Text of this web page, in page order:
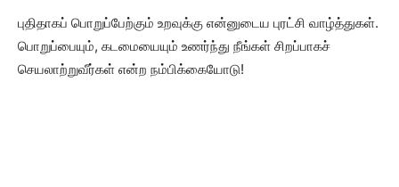
புதிதாகப் பொறுப்பேற்கும் உறவுக்கு என்னுடைய புரட்சி வாழ்த்துகள்.
பொறுப்பையும், கடமையையும் உணர்ந்து நீங்கள் சிறப்பாகச்
செயலாற்றுவீர்கள் என்ற நம்பிக்கையோடு!